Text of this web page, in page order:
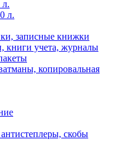
л.
л.
записные книжки
книги учета, журналы
копировальная
скобы